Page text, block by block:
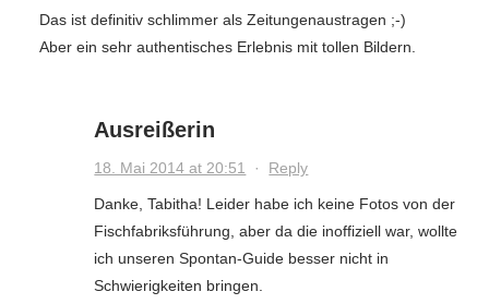
Das ist definitiv schlimmer als Zeitungenaustragen ;-)
Aber ein sehr authentisches Erlebnis mit tollen Bildern.
Ausreißerin
18. Mai 2014 at 20:51 · Reply
Danke, Tabitha! Leider habe ich keine Fotos von der
Fischfabriksführung, aber da die inoffiziell war, wollte
ich unseren Spontan-Guide besser nicht in
Schwierigkeiten bringen.